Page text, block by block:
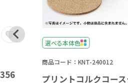
選べる本体色
商品コード：KNT-240012
プリントコルクコー